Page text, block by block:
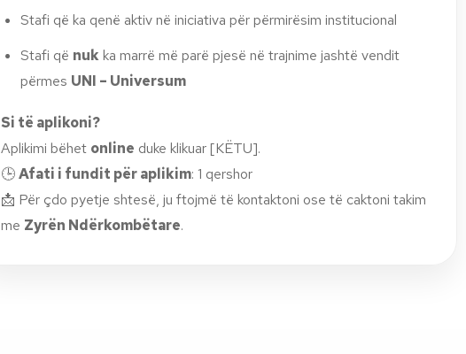
Stafi që ka qenë aktiv në iniciativa për përmirësim institucional
Stafi që nukka marrë më parë pjesë në trajnime jashtë vendit
përmes UNI – Universum
Si të aplikoni?
Aplikimi bëhet online duke klikuar [KËTU].
🕒Afati i fundit për aplikim: 1 qershor
📩 Për çdo pyetje shtesë, ju ftojmë të kontaktoni ose të caktoni takim
me Zyrën Ndërkombëtare.